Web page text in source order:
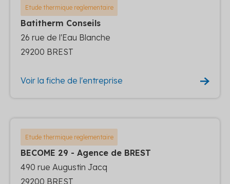
Etude thermique reglementaire
Batitherm Conseils
26 rue de l'Eau Blanche
29200 BREST
Voir la fiche de l'entreprise
Etude thermique reglementaire
BECOME 29 - Agence de BREST
490 rue Augustin Jacq
29200 BREST